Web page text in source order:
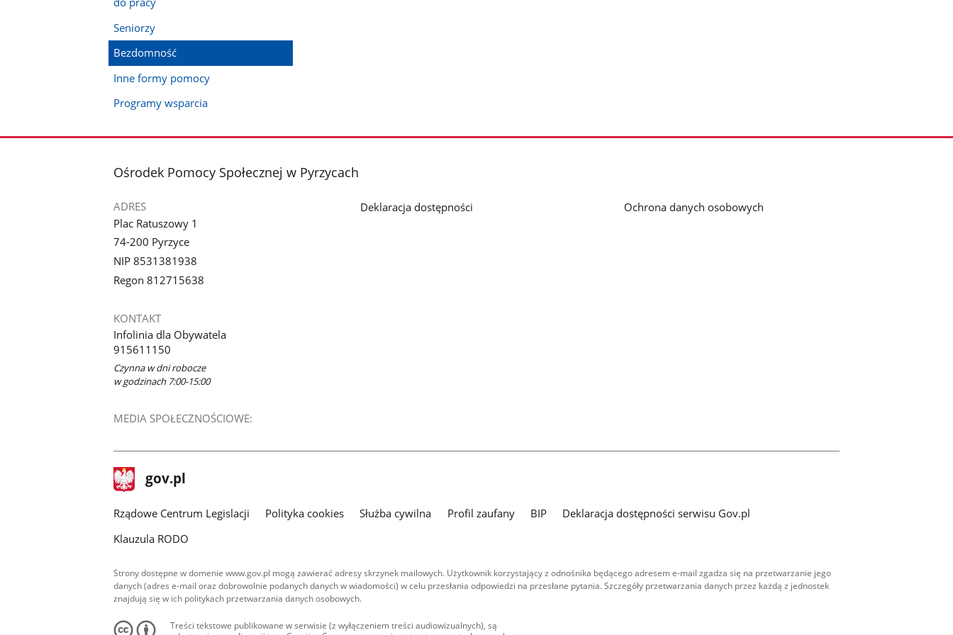
Seniorzy
Bezdomność
Inne formy pomocy
Programy wsparcia
stopka
Ośrodek Pomocy Społecznej w Pyrzycach
ADRES
Plac Ratuszowy 1
74-200 Pyrzyce
NIP 8531381938
Regon 812715638
KONTAKT
Infolinia dla Obywatela
915611150
Czynna w dni robocze
w godzinach 7:00-15:00
MEDIA SPOŁECZNOŚCIOWE:
Deklaracja dostępności Ochrona danych osobowych
stopka
gov.pl Strona
gov.pl
Rządowe Centrum Legislacji Polityka cookies Służba cywilna Profil zaufany BIP
Deklaracja dostępności serwisu Gov.pl
Klauzula RODO
Strony dostępne w domenie www.gov.pl mogą zawierać adresy skrzynek mailowych. Użytkownik korzystający z odnośnika będącego adresem e-mail zgadza się na przetwarzanie jego
danych (adres e-mail oraz dobrowolnie podanych danych w wiadomości) w celu przesłania odpowiedzi na przesłane pytania. Szczegóły przetwarzania danych przez każdą z jednostek
znajdują się w ich politykach przetwarzania danych osobowych.
Treści tekstowe publikowane w serwisie (z wyłączeniem treści audiowizualnych), są